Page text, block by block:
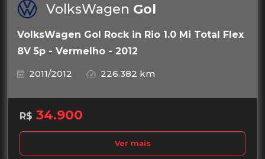
VolksWagen Gol
VolksWagen Gol Rock in Rio 1.0 Mi Total Flex
8V 5p - Vermelho - 2012
2011/2012
226.382 km
R$ 34.900
Ver mais